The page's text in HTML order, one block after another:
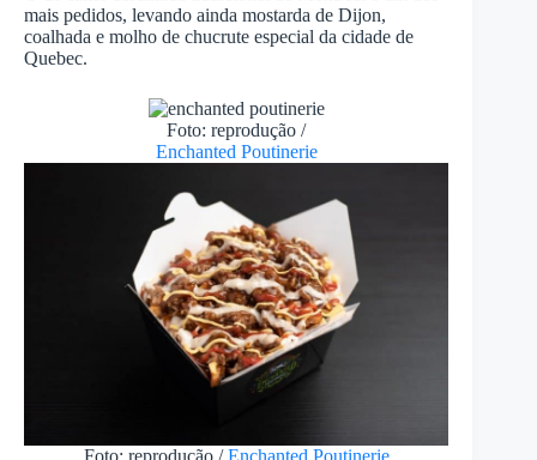
mais pedidos, levando ainda mostarda de Dijon,
coalhada e molho de chucrute especial da cidade de
Quebec.
Foto: reprodução /
Enchanted Poutinerie
Foto: reprodução /Enchanted Poutinerie